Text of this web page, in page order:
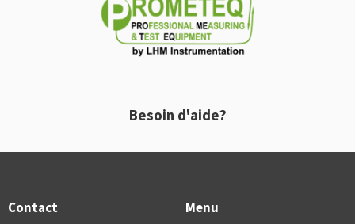
Besoin d'aide?
Menu
Contact